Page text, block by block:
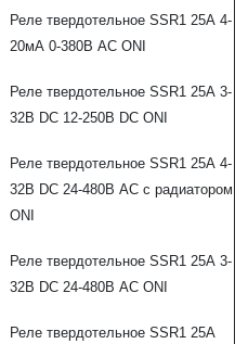
Реле твердотельное SSR1 25А 4-
20мА 0-380В AC ONI
Реле твердотельное SSR1 25А 3-
32В DC 12-250В DC ONI
Реле твердотельное SSR1 25А 4-
32В DC 24-480В AC с радиатором
ONI
Реле твердотельное SSR1 25А 3-
32В DC 24-480В AC ONI
Реле твердотельное SSR1 25А